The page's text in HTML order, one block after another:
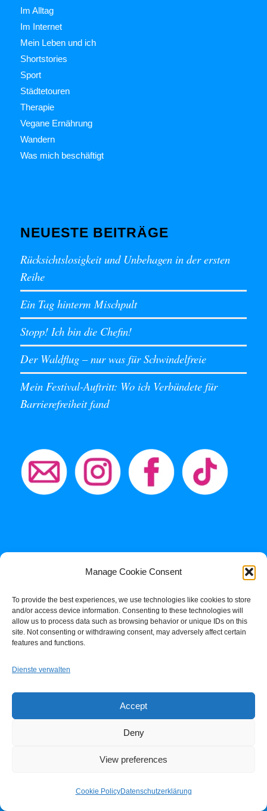
Manage Cookie Consent
To provide the best experiences, we use technologies like cookies to store
and/or access device information. Consenting to these technologies will
allow us to process data such as browsing behavior or unique IDs on this
site. Not consenting or withdrawing consent, may adversely affect certain
features and functions.
Dienste verwalten
Accept
Deny
View preferences
Cookie PolicyDatenschutzerklärung
Im Alltag
Im Internet
Mein Leben und ich
Shortstories
Sport
Städtetouren
Therapie
Vegane Ernährung
Wandern
Was mich beschäftigt
NEUESTE BEITRÄGE
Rücksichtslosigkeit und Unbehagen in der ersten
Reihe
Ein Tag hinterm Mischpult
Stopp! Ich bin die Chefin!
Der Waldflug – nur was für Schwindelfreie
Mein Festival-Auftritt: Wo ich Verbündete für
Barrierefreiheit fand
Februar 2026
Januar 2026
Dezember 2025
April 2025
November 2023